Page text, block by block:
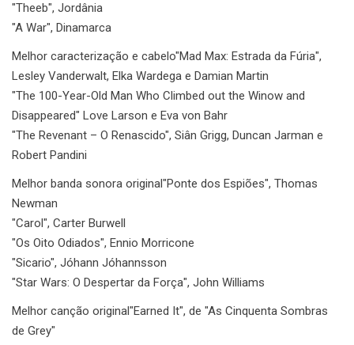
"Theeb", Jordânia
"A War", Dinamarca
Melhor caracterização e cabelo"Mad Max: Estrada da Fúria",
Lesley Vanderwalt, Elka Wardega e Damian Martin
"The 100-Year-Old Man Who Climbed out the Winow and
Disappeared" Love Larson e Eva von Bahr
"The Revenant – O Renascido", Siân Grigg, Duncan Jarman e
Robert Pandini
Melhor banda sonora original"Ponte dos Espiões", Thomas
Newman
"Carol", Carter Burwell
"Os Oito Odiados", Ennio Morricone
"Sicario", Jóhann Jóhannsson
"Star Wars: O Despertar da Força", John Williams
Melhor canção original"Earned It", de "As Cinquenta Sombras
de Grey"